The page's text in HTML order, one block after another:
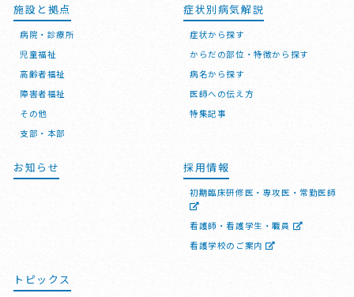
施設と拠点
病院・診療所
児童福祉
高齢者福祉
障害者福祉
その他
支部・本部
症状別病気解説
症状から探す
からだの部位・特徴から探す
病名から探す
医師への伝え方
特集記事
お知らせ 採用情報
初期臨床研修医・専攻医・常勤医師
看護師・看護学生・職員
看護学校のご案内
トピックス